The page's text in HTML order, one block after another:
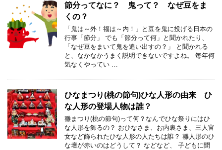
節分ってなに？ 鬼って？ なぜ豆をま
くの？
「鬼は～外！福は～内！」と豆を鬼に投げる日本の
行事「節分」 でも「節分って何」と聞かれたり、
「なぜ豆をまいて鬼を追い出すの？」 と聞かれる
と、なかなかうまく説明できないですよね。 毎年何
気なくやってい …
ひなまつり(桃の節句)ひな人形の由来 ひ
な人形の登場人物は誰？
雛まつり(桃の節句)って何？なんでひな祭りにはひ
な人形を飾るの？ おひなさま、お内裏さま、三人官
女など飾られたひな人形の人たちは誰？ 雛人形のひ
な壇が赤いのはどうして？ などなど、 子どもに聞